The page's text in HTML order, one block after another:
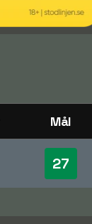
Mål
27